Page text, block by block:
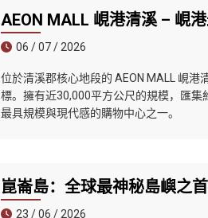
AEON MALL 峴港清溪 – 峴
06 / 07 / 2026
位於清溪郡核心地段的 AEON MALL 峴
標。擁有近30,000平方公尺的規模，匯
最具規模與現代感的購物中心之一。
崑崙島：全球最神秘島嶼之
23 / 06 / 2026